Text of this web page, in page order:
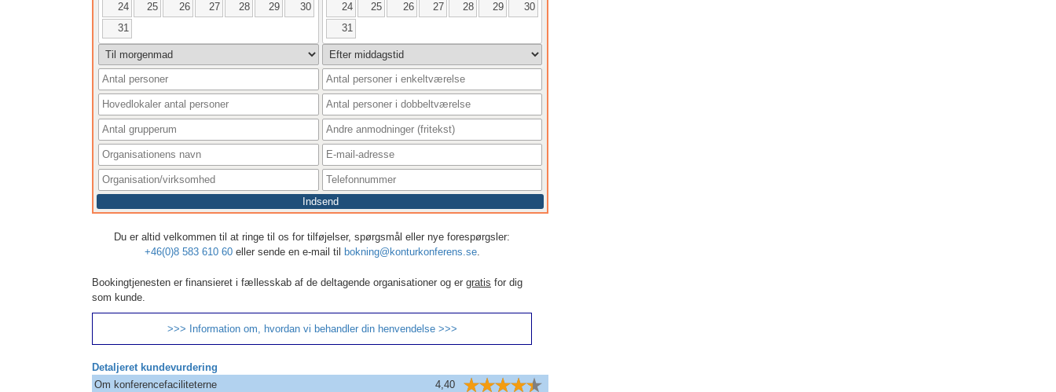
24
25 26 27 28 29
30
31
24
25 26 27 28 29
30
31
Indsend
Du er altid velkommen til at ringe til os for tilføjelser, spørgsmål eller nye forespørgsler:
+46(0)8 583 610 60eller sende en e-mail til bokning@konturkonferens.se.
Bookingtjenesten er finansieret i fællesskab af de deltagende organisationer og er gratis for dig
som kunde.
>>> Information om, hvordan vi behandler din henvendelse >>>
Detaljeret kundevurdering
Om konferencefaciliteterne
4,40